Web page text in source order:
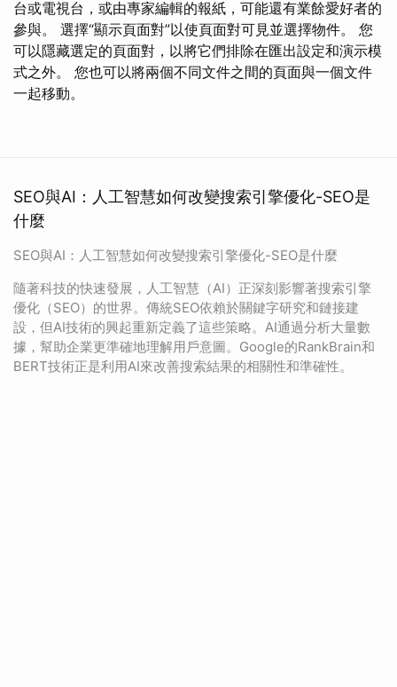
台或電視台，或由專家編輯的報紙，可能還有業餘愛好者的
參與。 選擇“顯示頁面對”以使頁面對可見並選擇物件。 您
可以隱藏選定的頁面對，以將它們排除在匯出設定和演示模
式之外。 您也可以將兩個不同文件之間的頁面與一個文件
一起移動。
SEO與AI：人工智慧如何改變搜索引擎優化-SEO是
什麼
SEO與AI：人工智慧如何改變搜索引擎優化-SEO是什麼
隨著科技的快速發展，人工智慧（AI）正深刻影響著搜索引擎
優化（SEO）的世界。傳統SEO依賴於關鍵字研究和鏈接建
設，但AI技術的興起重新定義了這些策略。AI通過分析大量數
據，幫助企業更準確地理解用戶意圖。Google的RankBrain和
BERT技術正是利用AI來改善搜索結果的相關性和準確性。